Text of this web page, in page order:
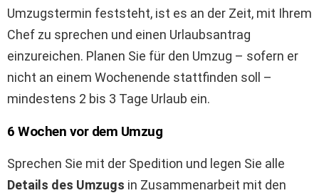
Umzugstermin feststeht, ist es an der Zeit, mit Ihrem
Chef zu sprechen und einen Urlaubsantrag
einzureichen. Planen Sie für den Umzug – sofern er
nicht an einem Wochenende stattfinden soll –
mindestens 2 bis 3 Tage Urlaub ein.
6 Wochen vor dem Umzug
Sprechen Sie mit der Spedition und legen Sie alle
Details des Umzugs in Zusammenarbeit mit den